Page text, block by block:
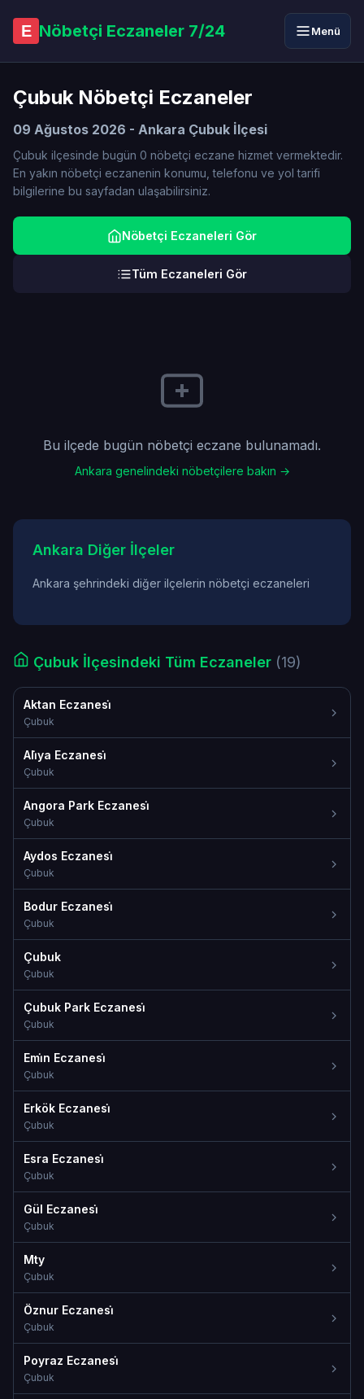
E Nöbetçi Eczaneler 7/24 Menü
Çubuk Nöbetçi Eczaneler
09 Ağustos 2026 - Ankara Çubuk İlçesi
Çubuk ilçesinde bugün 0 nöbetçi eczane hizmet vermektedir.
En yakın nöbetçi eczanenin konumu, telefonu ve yol tarifi
bilgilerine bu sayfadan ulaşabilirsiniz.
Nöbetçi Eczaneleri Gör
Tüm Eczaneleri Gör
Bu ilçede bugün nöbetçi eczane bulunamadı.
Ankara genelindeki nöbetçilere bakın →
Ankara Diğer İlçeler
Ankara şehrindeki diğer ilçelerin nöbetçi eczaneleri
Çubuk İlçesindeki Tüm Eczaneler (19)
Aktan Eczanesi̇
Çubuk
Ali̇ya Eczanesi̇
Çubuk
Angora Park Eczanesi̇
Çubuk
Aydos Eczanesi̇
Çubuk
Bodur Eczanesi̇
Çubuk
Çubuk
Çubuk
Çubuk Park Eczanesi̇
Çubuk
Emi̇n Eczanesi̇
Çubuk
Erkök Eczanesi̇
Çubuk
Esra Eczanesi̇
Çubuk
Gül Eczanesi̇
Çubuk
Mty
Çubuk
Öznur Eczanesi̇
Çubuk
Poyraz Eczanesi̇
Çubuk